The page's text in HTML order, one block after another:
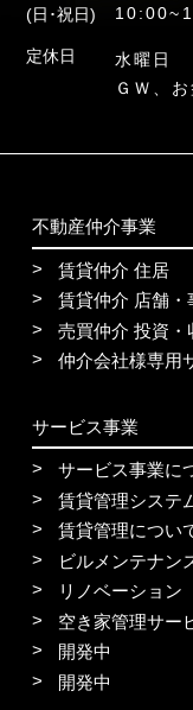
(日･祝日)
定休日
水曜日
ＧＷ、
不動産仲介事業
賃貸仲介 住居
賃貸仲介 店舗・
売買仲介 投資・
仲介会社様専用
サービス事業
サービス事業に
賃貸管理システ
賃貸管理につい
ビルメンテナン
リノベーション
空き家管理サー
開発中
開発中